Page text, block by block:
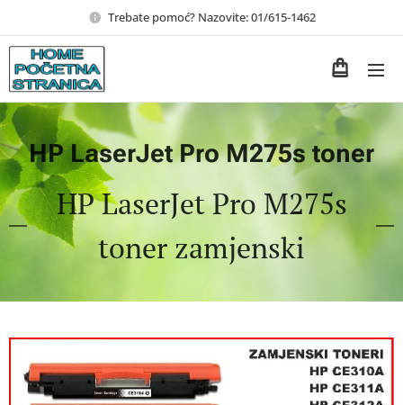
Trebate pomoć? Nazovite: 01/615-1462
HP LaserJet Pro M275s toner
HP LaserJet Pro M275s
toner zamjenski